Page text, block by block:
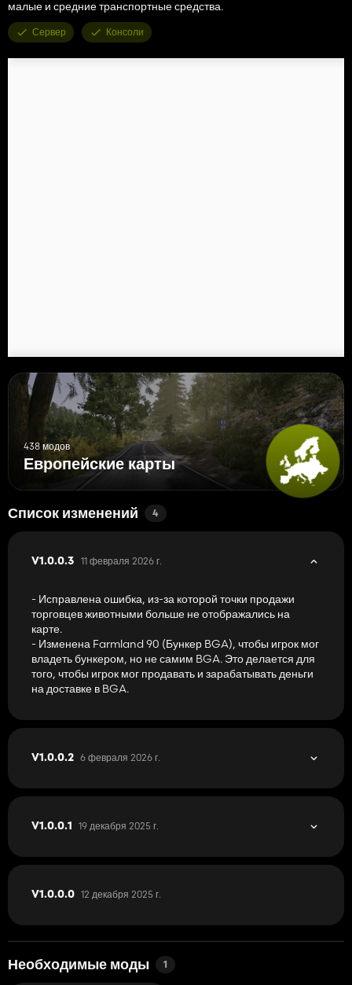
малые и средние транспортные средства.
Сервер Консоли
438 модов
Европейские карты
Список изменений 4
V1.0.0.3 11 февраля 2026 г.
- Исправлена ​​ошибка, из-за которой точки продажи
торговцев животными больше не отображались на
карте.
- Изменена Farmland 90 (Бункер BGA), чтобы игрок мог
владеть бункером, но не самим BGA. Это делается для
того, чтобы игрок мог продавать и зарабатывать деньги
на доставке в BGA.
V1.0.0.2 6 февраля 2026 г.
V1.0.0.1 19 декабря 2025 г.
V1.0.0.0 12 декабря 2025 г.
Необходимые моды 1